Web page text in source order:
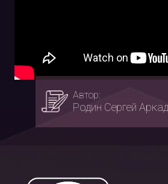
Автор:
Родин Сергей